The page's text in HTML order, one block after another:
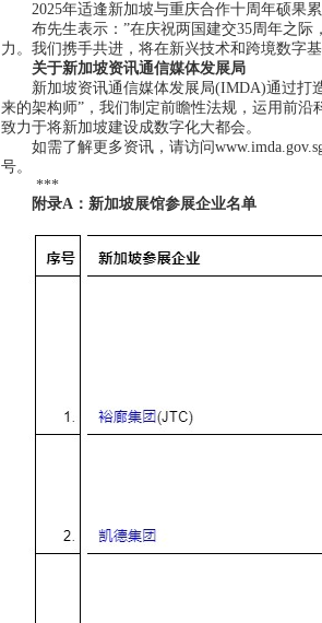
2025年适逢新加坡与重庆合作十周年硕果
布先生表示：”在庆祝两国建交35周年之
力。我们携手共进，将在新兴技术和跨境数字
关于新加坡资讯通信媒体发展局
新加坡资讯通信媒体发展局(IMDA)通过打
来的架构师”，我们制定前瞻性法规，运用前
致力于将新加坡建设成数字化大都会。
如需了解更多资讯，请访问
号。
***
附录A：新加坡展馆参展企业名单